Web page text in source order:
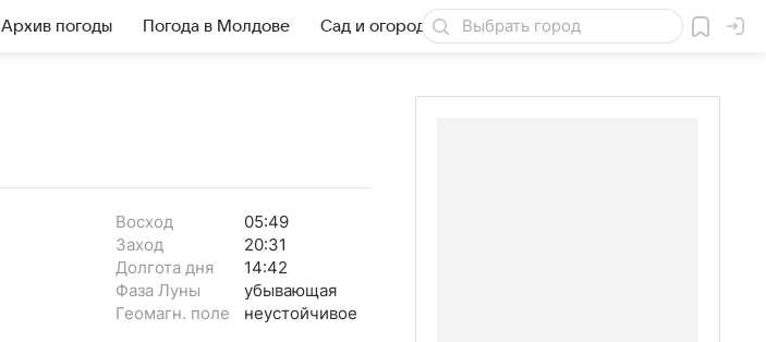
Архив погоды Погода в Молдове Сад и огород Товары для дачи
Восход
05:49
Заход
20:31
Долгота дня
14:42
Фаза Луны
убывающая
Геомагн. поле
неустойчивое